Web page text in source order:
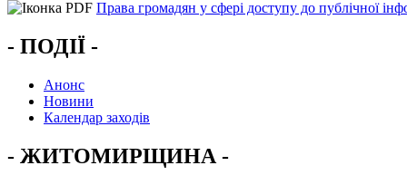
Права громадян у сфері доступу до публічної
- ПОДІЇ -
Анонс
Новини
Календар заходів
- ЖИТОМИРЩИНА -